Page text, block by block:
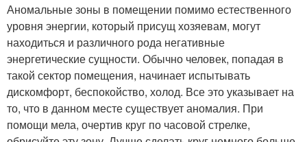
Аномальные зоны в помещении помимо естественного
уровня энергии, который присущ хозяевам, могут
находиться и различного рода негативные
энергетические сущности. Обычно человек, попадая в
такой сектор помещения, начинает испытывать
дискомфорт, беспокойство, холод. Все это указывает на
то, что в данном месте существует аномалия. При
помощи мела, очертив круг по часовой стрелке,